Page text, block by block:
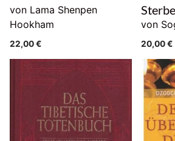
von Lama Shenpen
Hookham
22,00€
von
20,00€